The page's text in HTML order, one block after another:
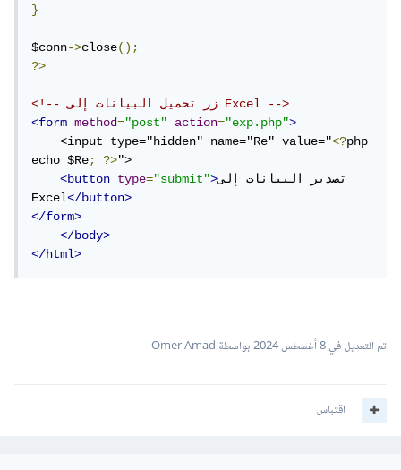
}
$conn->close();
?>
<!-- زر تحميل البيانات إلى Excel -->
<form
method="post" action="exp.php">
    <input type="hidden" name="Re" value="
<?php
echo $Re; ?>">
<button
type="submit">تصدير البيانات إلى
Excel</button>
</form>
</body>
</html>
تم التعديل في8 أغسطس 2024 بواسطة Omer Amad
اقتباس